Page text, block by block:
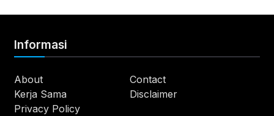
Informasi
About
Contact
Kerja Sama
Disclaimer
Privacy Policy